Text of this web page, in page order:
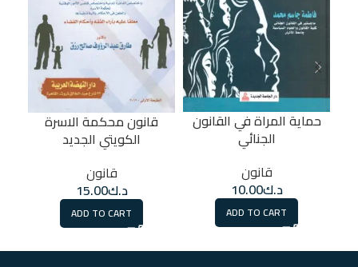
حماية المراة في القانون
الجنائي
قانون
د.ك10.00
ADD TO CART
قانون محكمة الاسرة
الكويتي الجديد
قانون
د.ك15.00
ADD TO CART